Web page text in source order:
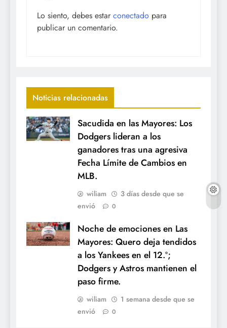
Lo siento, debes estar conectado para
publicar un comentario.
Noticias relacionadas
Sacudida en las Mayores: Los
Dodgers lideran a los
ganadores tras una agresiva
Fecha Límite de Cambios en
MLB.
wiliam
3 días desde que se
envió
0
Noche de emociones en Las
Mayores: Quero deja tendidos
a los Yankees en el 12.º;
Dodgers y Astros mantienen el
paso firme.
wiliam
1 semana desde que se
envió
0